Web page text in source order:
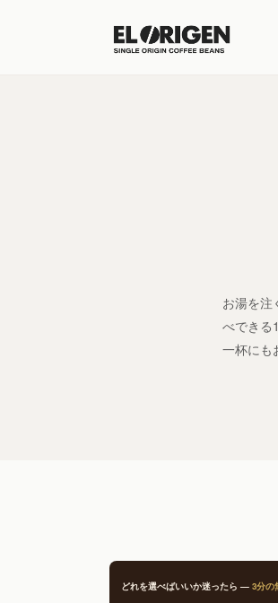
お湯を注
べできる
一杯にも
どれを選べばいいか迷ったら — 3分の